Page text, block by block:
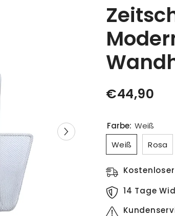
€44,90
Farbe: Weiß
Weiß
Rosa
14 Tage